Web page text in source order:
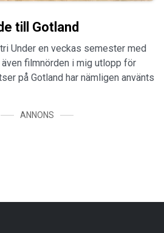
till Gotland
Under en veckas semester med
filmnörden i mig utlopp för
på Gotland har nämligen använts
ANNONS